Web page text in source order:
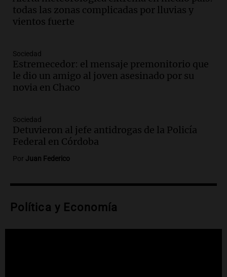
detuvieron a su esposo
Ahora país
Episodios
candidato a gobernador de Mendoza
para 2027
Panorama Federal
Episodios
del paso internacional por intenso
temporal de nieve en la alta montaña
Panorama Federal
Episodios
Audio.Consejo Deliberante de San
tras explosión mortal en edificio
Episodios
todas las zonas complicadas por lluvias y
vientos fuerte
Sociedad
Estremecedor: el mensaje premonitorio que
le dio un amigo al joven asesinado por su
novia en Chaco
Sociedad
Detuvieron al jefe antidrogas de la Policía
Federal en Córdoba
Por Juan Federico
Política y Economía